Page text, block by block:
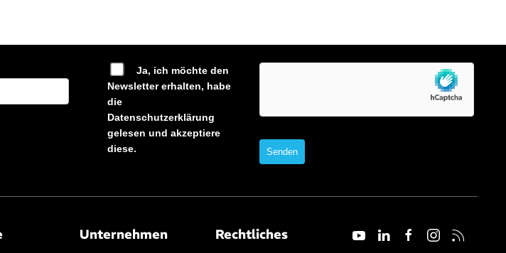
Ja, ich möchte den
Newsletter erhalten, habe
die
Datenschutzerklärung
gelesen und akzeptiere
diese.
Unternehmen Rechtliches